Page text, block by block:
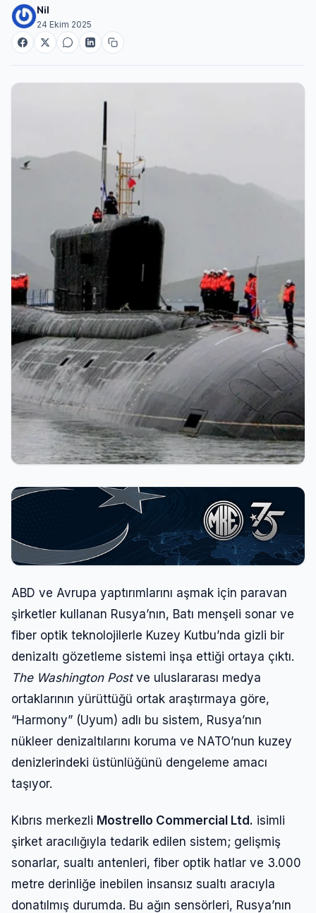
Nil
24 Ekim 2025
ABD ve Avrupa yaptırımlarını aşmak için paravan
şirketler kullanan Rusya’nın, Batı menşeli sonar ve
fiber optik teknolojilerle Kuzey Kutbu’nda gizli bir
denizaltı gözetleme sistemi inşa ettiği ortaya çıktı.
The Washington Postve uluslararası medya
ortaklarının yürüttüğü ortak araştırmaya göre,
“Harmony” (Uyum) adlı bu sistem, Rusya’nın
nükleer denizaltılarını koruma ve NATO’nun kuzey
denizlerindeki üstünlüğünü dengeleme amacı
taşıyor.
Kıbrıs merkezli Mostrello Commercial Ltd. isimli
şirket aracılığıyla tedarik edilen sistem; gelişmiş
sonarlar, sualtı antenleri, fiber optik hatlar ve 3.000
metre derinliğe inebilen insansız sualtı aracıyla
donatılmış durumda. Bu ağın sensörleri, Rusya’nın